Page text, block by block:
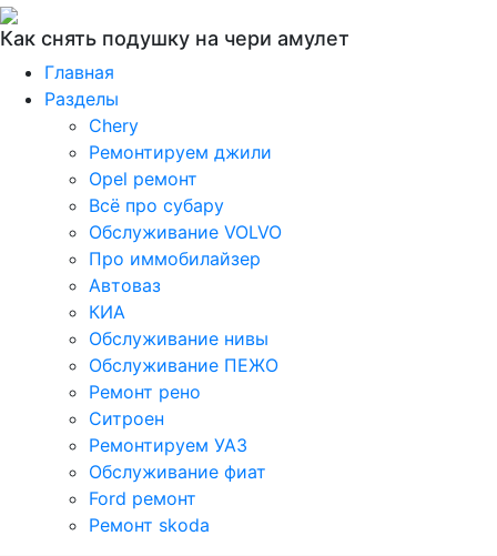
Как снять подушку на чери амулет
Главная
Разделы
Chery
Ремонтируем джили
Opel ремонт
Всё про субару
Обслуживание VOLVO
Про иммобилайзер
Автоваз
КИА
Обслуживание нивы
Обслуживание ПЕЖО
Ремонт рено
Ситроен
Ремонтируем УАЗ
Обслуживание фиат
Ford ремонт
Ремонт skoda